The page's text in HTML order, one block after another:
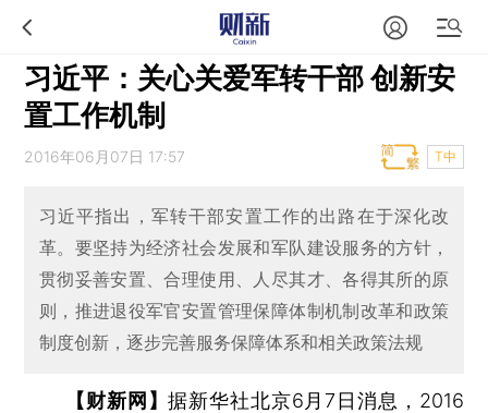
习近平：关心关爱军转干部 创新安
置工作机制
2016年06月07日 17:57 T中
习近平指出，军转干部安置工作的出路在于深化改
革。要坚持为经济社会发展和军队建设服务的方针，
贯彻妥善安置、合理使用、人尽其才、各得其所的原
则，推进退役军官安置管理保障体制机制改革和政策
制度创新，逐步完善服务保障体系和相关政策法规
【财新网】据新华社北京6月7日消息，2016